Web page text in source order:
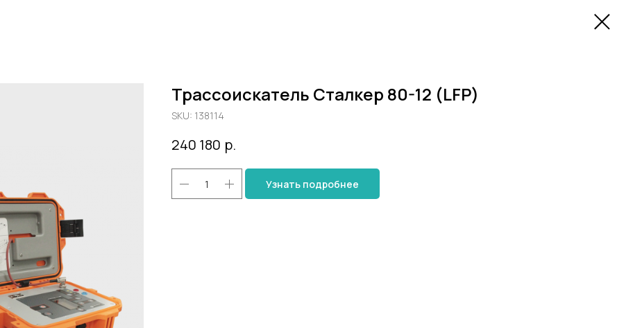
Трассоискатель Сталкер 80-12 (LFP)
SKU: 138114
240 180 р.
Узнать подробнее